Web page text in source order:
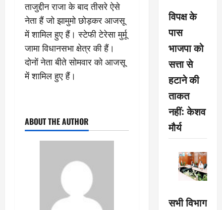
ताजुद्दीन राजा के बाद तीसरे ऐसे
नेता हैं जो झामुमो छोड़कर आजसू
में शामिल हुए हैं। स्टेफी टेरेसा मुर्मू
जामा विधानसभा क्षेत्र की हैं।
दोनों नेता बीते सोमवार को आजसू
में शामिल हुए हैं।
ABOUT THE AUTHOR
विपक्ष के
पास
भाजपा को
सत्ता से
हटाने की
ताकत
नहीं: केशव
मौर्य
सभी विभाग